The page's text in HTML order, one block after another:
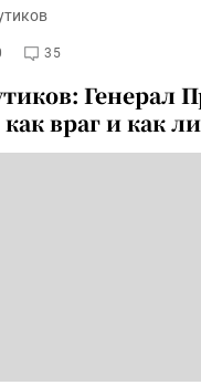
35
Генерал
враг и как